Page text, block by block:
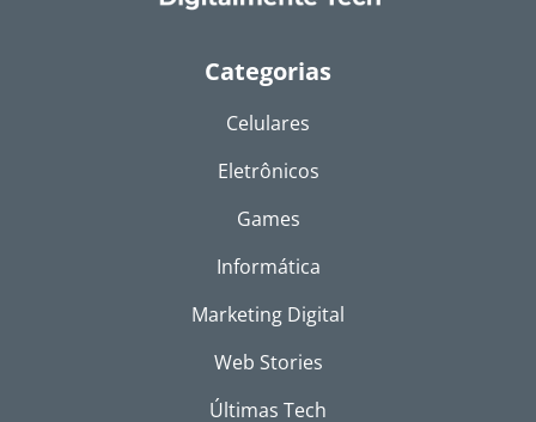
Categorias
Celulares
Eletrônicos
Games
Informática
Marketing Digital
Web Stories
Últimas Tech